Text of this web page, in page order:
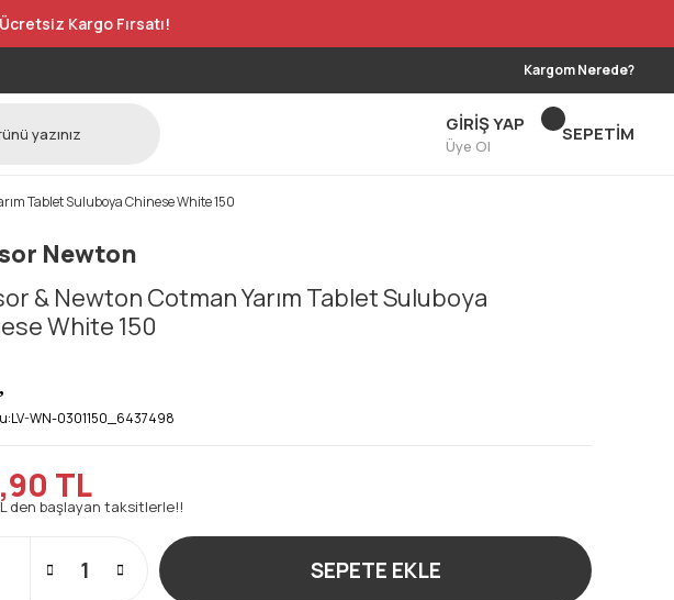
Kargo Fırsatı!
Kargom Nerede?
GİRİŞ YAP
Üye Ol
SEPETİM
Tablet Suluboya Chinese White 150
Newton
& Newton Cotman Yarım Tablet Suluboya
White 150
LV-WN-0301150_6437498
TL
den başlayan taksitlerle!!
SEPETE EKLE